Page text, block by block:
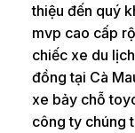
thiệu đến quý
mvp cao cấp
chiếc xe du
đồng tại Cà
xe bảy chỗ
công ty chúng